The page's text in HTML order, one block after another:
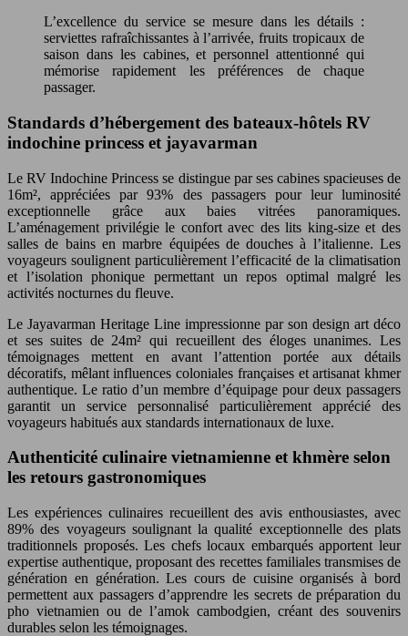
L’excellence du service se mesure dans les détails :
serviettes rafraîchissantes à l’arrivée, fruits tropicaux de
saison dans les cabines, et personnel attentionné qui
mémorise rapidement les préférences de chaque
passager.
Standards d’hébergement des bateaux-hôtels RV
indochine princess et jayavarman
Le RV Indochine Princess se distingue par ses cabines spacieuses de
16m², appréciées par 93% des passagers pour leur luminosité
exceptionnelle grâce aux baies vitrées panoramiques.
L’aménagement privilégie le confort avec des lits king-size et des
salles de bains en marbre équipées de douches à l’italienne. Les
voyageurs soulignent particulièrement l’efficacité de la climatisation
et l’isolation phonique permettant un repos optimal malgré les
activités nocturnes du fleuve.
Le Jayavarman Heritage Line impressionne par son design art déco
et ses suites de 24m² qui recueillent des éloges unanimes. Les
témoignages mettent en avant l’attention portée aux détails
décoratifs, mêlant influences coloniales françaises et artisanat khmer
authentique. Le ratio d’un membre d’équipage pour deux passagers
garantit un service personnalisé particulièrement apprécié des
voyageurs habitués aux standards internationaux de luxe.
Authenticité culinaire vietnamienne et khmère selon
les retours gastronomiques
Les expériences culinaires recueillent des avis enthousiastes, avec
89% des voyageurs soulignant la qualité exceptionnelle des plats
traditionnels proposés. Les chefs locaux embarqués apportent leur
expertise authentique, proposant des recettes familiales transmises de
génération en génération. Les cours de cuisine organisés à bord
permettent aux passagers d’apprendre les secrets de préparation du
pho vietnamien ou de l’amok cambodgien, créant des souvenirs
durables selon les témoignages.